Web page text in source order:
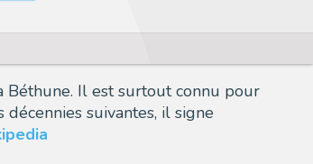
Béthune. Il est surtout connu pour
suivantes, il signe